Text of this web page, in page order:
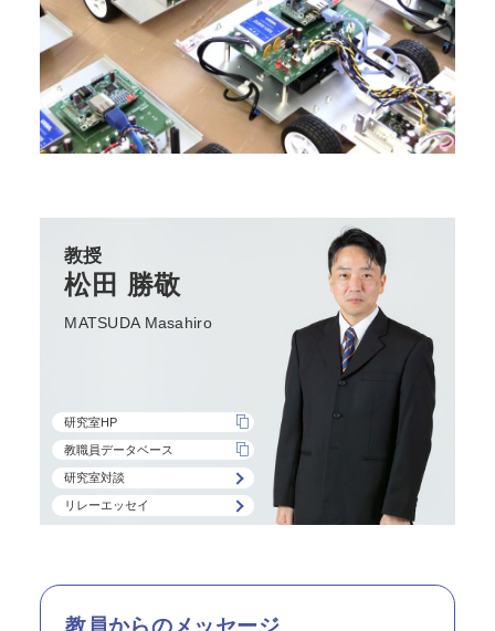
教授
松田 勝敬
MATSUDA Masahiro
研究室HP
教職員データベース
研究室対談
リレーエッセイ
教員からのメッセージ